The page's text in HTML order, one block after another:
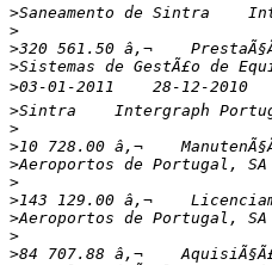
>
>
>
>
>
>
>
>
>
>
>
>
>
>